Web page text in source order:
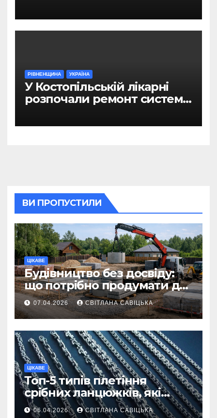
РІВНЕНЩИНА УКРАЇНА
У Костопільській лікарні
розпочали ремонт системи
ВИ ПРОПУСТИЛИ
ЦІКАВЕ
Будівництво без досвіду:
що потрібно продумати до
першої доставки на
ділянку
07.04.2026 СВІТЛАНА САВІЦЬКА
ЦІКАВЕ
Топ-5 типів плетіння
срібних ланцюжків, які
вважаються
06.04.2026 СВІТЛАНА САВІЦЬКА